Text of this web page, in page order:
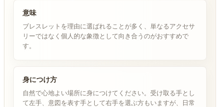
意味
ブレスレットを理由に選ばれることが多く、単なるアクセサ
リーではなく個人的な象徴として向き合うのがおすすめで
す。
身につけ方
自然で心地よい場所に身につけてください。受け取る手とし
て左手、意図を表す手として右手を選ぶ方もいますが、日常